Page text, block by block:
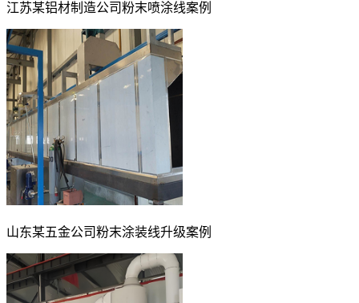
江苏某铝材制造公司粉末喷涂线案例
山东某五金公司粉末涂装线升级案例